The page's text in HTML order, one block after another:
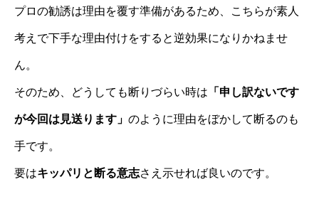
プロの勧誘は理由を覆す準備があるため、こちらが素人
考えで下手な理由付けをすると逆効果になりかねませ
ん。
そのため、どうしても断りづらい時は 「申し訳ないです
が今回は見送ります」 のように理由をぼかして断るのも
手です。
要はキッパリと断る意志さえ示せれば良いのです。